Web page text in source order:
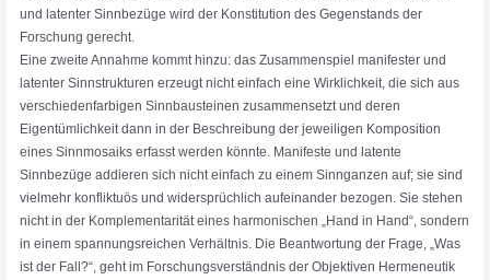
und latenter Sinnbezüge wird der Konstitution des Gegenstands der
Forschung gerecht.
Eine zweite Annahme kommt hinzu: das Zusammenspiel manifester und
latenter Sinnstrukturen erzeugt nicht einfach eine Wirklichkeit, die sich aus
verschiedenfarbigen Sinnbausteinen zusammensetzt und deren
Eigentümlichkeit dann in der Beschreibung der jeweiligen Komposition
eines Sinnmosaiks erfasst werden könnte. Manifeste und latente
Sinnbezüge addieren sich nicht einfach zu einem Sinnganzen auf; sie sind
vielmehr konfliktuös und widersprüchlich aufeinander bezogen. Sie stehen
nicht in der Komplementarität eines harmonischen „Hand in Hand“, sondern
in einem spannungsreichen Verhältnis. Die Beantwortung der Frage, „Was
ist der Fall?“, geht im Forschungsverständnis der Objektiven Hermeneutik